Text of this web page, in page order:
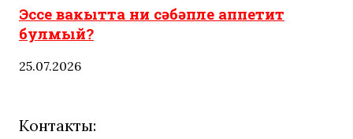
Эссе вакытта ни сәбәпле аппетит
булмый?
25.07.2026
Контакты: